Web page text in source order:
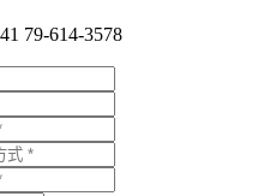
79-614-3578